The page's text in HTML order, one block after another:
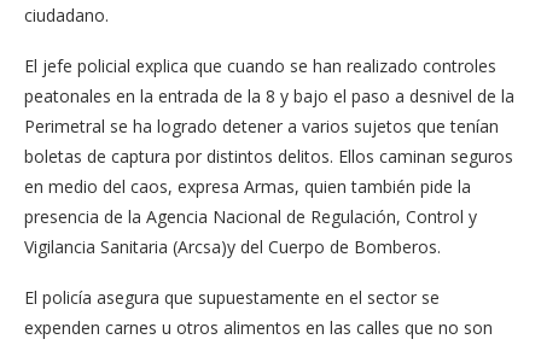
ciudadano.
El jefe policial explica que cuando se han realizado controles
peatonales en la entrada de la 8 y bajo el paso a desnivel de la
Perimetral se ha logrado detener a varios sujetos que tenían
boletas de captura por distintos delitos. Ellos caminan seguros
en medio del caos, expresa Armas, quien también pide la
presencia de la Agencia Nacional de Regulación, Control y
Vigilancia Sanitaria (Arcsa)y del Cuerpo de Bomberos.
El policía asegura que supuestamente en el sector se
expenden carnes u otros alimentos en las calles que no son